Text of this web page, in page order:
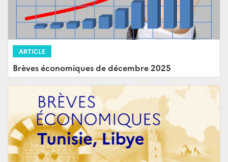
ARTICLE
Brèves économiques de décembre 2025